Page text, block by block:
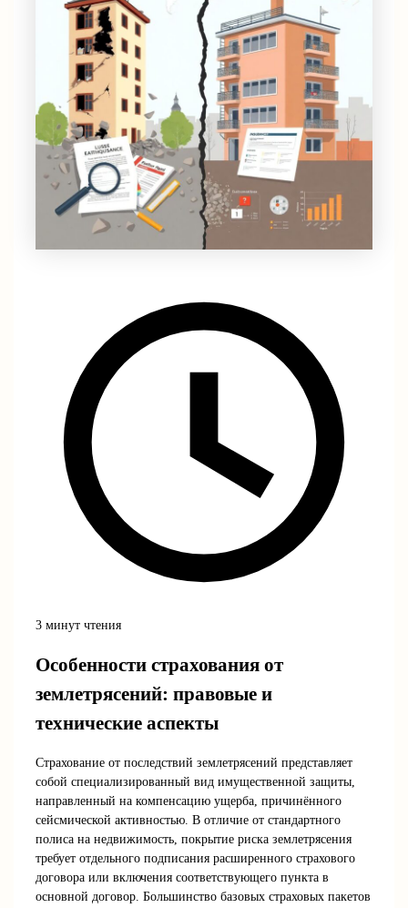
3 минут чтения
Особенности страхования от
землетрясений: правовые и
технические аспекты
Страхование от последствий землетрясений представляет
собой специализированный вид имущественной защиты,
направленный на компенсацию ущерба, причинённого
сейсмической активностью. В отличие от стандартного
полиса на недвижимость, покрытие риска землетрясения
требует отдельного подписания расширенного страхового
договора или включения соответствующего пункта в
основной договор. Большинство базовых страховых пакетов